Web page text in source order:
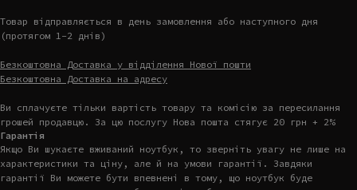
Товар відправляється в день замовлення або наступного дня
(протягом 1-2 днів)
Безкоштовна Доставка у відділення Нової пошти
Безкоштовна Доставка на адресу
Ви сплачуєте тільки вартість товару та комісію за пересилання
грошей продавцю. За цю послугу Нова пошта стягує 20 грн + 2%
Гарантія
Якщо Ви шукаєте вживаний ноутбук, то зверніть увагу не лише на
характеристики та ціну, але й на умови гарантії. Завдяки
гарантії Ви можете бути впевнені в тому, що ноутбук буде